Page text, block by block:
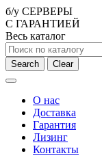
б/у СЕРВЕРЫ
С ГАРАНТИЕЙ
Весь каталог
Search Clear
О нас
Доставка
Гарантия
Лизинг
Контакты